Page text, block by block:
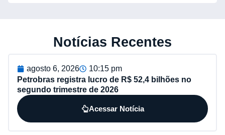
Notícias Recentes
agosto 6, 2026
10:15 pm
Petrobras registra lucro de R$ 52,4 bilhões no
segundo trimestre de 2026
Acessar Notícia